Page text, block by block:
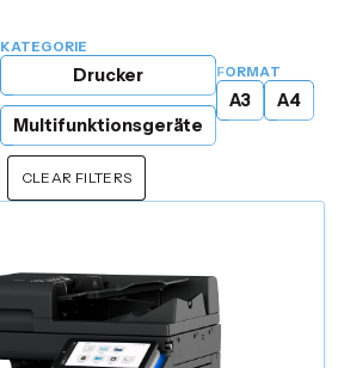
KATEGORIE
Drucker
Multifunktionsgeräte
FORMAT
A3 A4
CLEAR FILTERS